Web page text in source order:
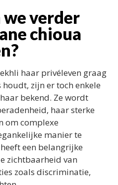
verder
chioua
haar privéleven graag
zijn er toch enkele
bekend. Ze wordt
haar sterke
om complexe
manier te
een belangrijke
zichtbaarheid van
zoals discriminatie,